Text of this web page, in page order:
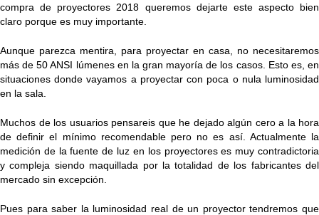
compra de proyectores 2018 queremos dejarte este aspecto bien
claro porque es muy importante.
Aunque parezca mentira, para proyectar en casa, no necesitaremos
más de 50 ANSI lúmenes en la gran mayoría de los casos. Esto es, en
situaciones donde vayamos a proyectar con poca o nula luminosidad
en la sala.
Muchos de los usuarios pensareis que he dejado algún cero a la hora
de definir el mínimo recomendable pero no es así. Actualmente la
medición de la fuente de luz en los proyectores es muy contradictoria
y compleja siendo maquillada por la totalidad de los fabricantes del
mercado sin excepción.
Pues para saber la luminosidad real de un proyector tendremos que